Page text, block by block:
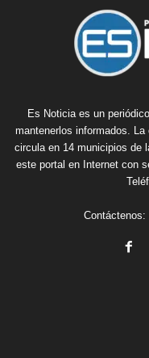
Es Noticia es un
mantenerlos informados.
circula en 14 municipios de
este portal en Internet con
Contáctenos: